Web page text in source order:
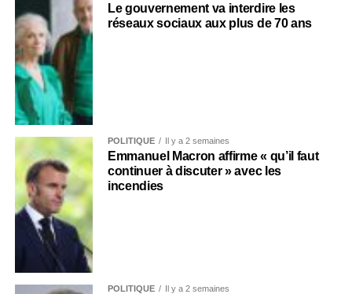
Le gouvernement va interdire les
réseaux sociaux aux plus de 70 ans
POLITIQUE Il y a 2 semaines
Emmanuel Macron affirme « qu’il faut
continuer à discuter » avec les
incendies
POLITIQUE Il y a 2 semaines